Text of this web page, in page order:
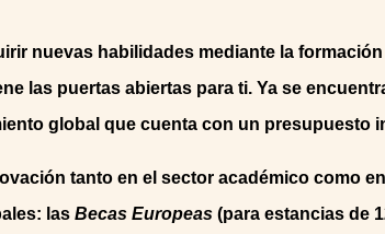
nuevas habilidades mediante la
las puertas abiertas para ti. Ya se
global que cuenta con un presupuesto
tanto en el sector académico como
lasBecas Europeas (para estancias de